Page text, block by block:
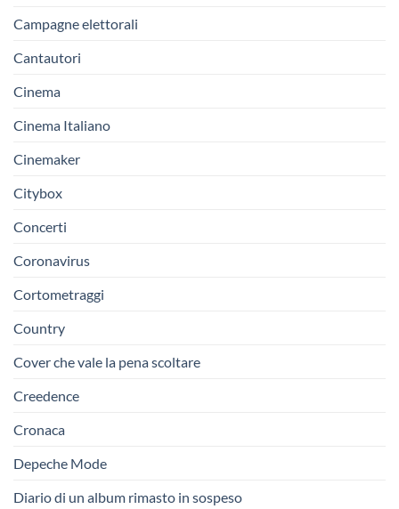
Campagne elettorali
Cantautori
Cinema
Cinema Italiano
Cinemaker
Citybox
Concerti
Coronavirus
Cortometraggi
Country
Cover che vale la pena scoltare
Creedence
Cronaca
Depeche Mode
Diario di un album rimasto in sospeso